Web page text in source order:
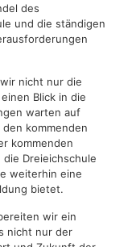
des
und die ständigen
nicht nur die
Blick in die
warten auf
kommenden
kommenden
Dreieichschule
weiterhin eine
bietet.
wir ein
nicht nur der